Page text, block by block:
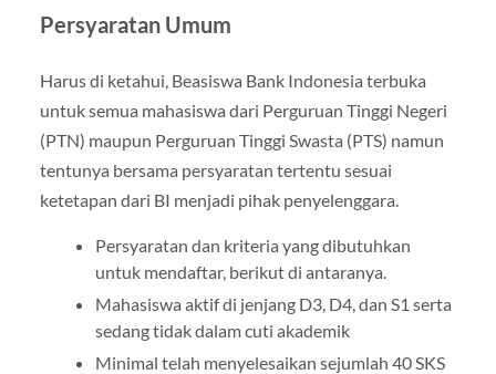
Persyaratan Umum
Harus di ketahui, Beasiswa Bank Indonesia terbuka
untuk semua mahasiswa dari Perguruan Tinggi Negeri
(PTN) maupun Perguruan Tinggi Swasta (PTS) namun
tentunya bersama persyaratan tertentu sesuai
ketetapan dari BI menjadi pihak penyelenggara.
Persyaratan dan kriteria yang dibutuhkan
untuk mendaftar, berikut di antaranya.
Mahasiswa aktif di jenjang D3, D4, dan S1 serta
sedang tidak dalam cuti akademik
Minimal telah menyelesaikan sejumlah 40 SKS